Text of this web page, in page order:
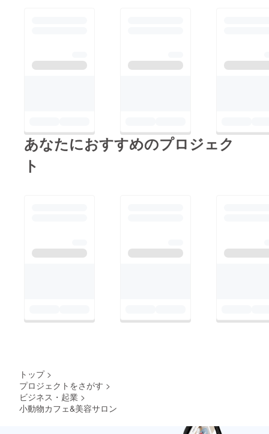
あなたにおすすめのプロジェク
ト
トップ >
プロジェクトをさがす >
ビジネス・起業 >
小動物カフェ&美容サロン